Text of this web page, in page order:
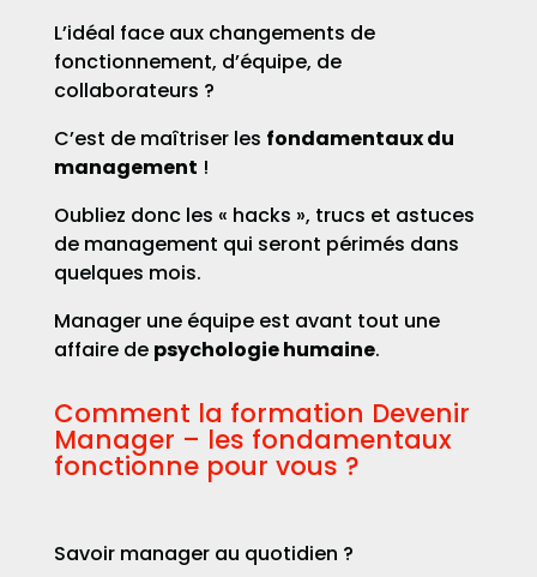
L’idéal face aux changements de
fonctionnement, d’équipe, de
collaborateurs ?
C’est de maîtriser les fondamentaux du
management !
Oubliez donc les « hacks », trucs et astuces
de management qui seront périmés dans
quelques mois.
Manager une équipe est avant tout une
affaire de psychologie humaine.
Comment la formation Devenir
Manager – les fondamentaux
fonctionne pour vous ?
Savoir manager au quotidien ?